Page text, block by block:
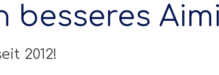
besseres
2012!